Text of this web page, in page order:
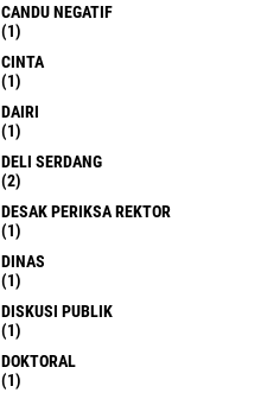
CANDU NEGATIF
(1)
CINTA
(1)
DAIRI
(1)
DELI SERDANG
(2)
DESAK PERIKSA REKTOR
(1)
DINAS
(1)
DISKUSI PUBLIK
(1)
DOKTORAL
(1)